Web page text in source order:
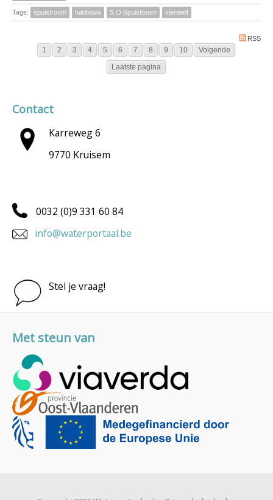
Tags: spuistroom tuinbouw S.O.Spuistroom sierteelt
RSS
1 2 3 4 5 6 7 8 9 10
Volgende
Laatste pagina
Contact
Karreweg 6
9770 Kruisem
0032 (0)9 331 60 84
info@waterportaal.be
Stel je vraag!
Met steun van